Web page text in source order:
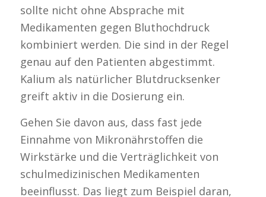
sollte nicht ohne Absprache mit
Medikamenten gegen Bluthochdruck
kombiniert werden. Die sind in der Regel
genau auf den Patienten abgestimmt.
Kalium als natürlicher Blutdrucksenker
greift aktiv in die Dosierung ein.
Gehen Sie davon aus, dass fast jede
Einnahme von Mikronährstoffen die
Wirkstärke und die Verträglichkeit von
schulmedizinischen Medikamenten
beeinflusst. Das liegt zum Beispiel daran,